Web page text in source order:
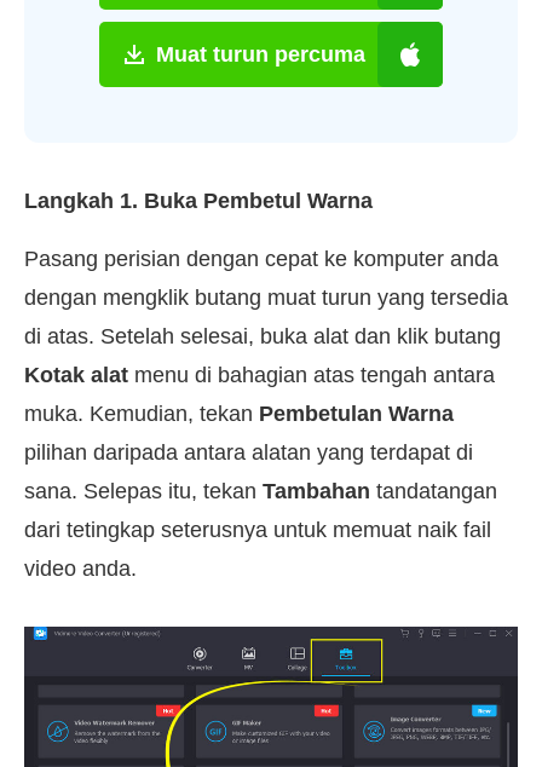
Muat turun percuma
Langkah 1. Buka Pembetul Warna
Pasang perisian dengan cepat ke komputer anda
dengan mengklik butang muat turun yang tersedia
di atas. Setelah selesai, buka alat dan klik butang
Kotak alat menu di bahagian atas tengah antara
muka. Kemudian, tekan Pembetulan Warna
pilihan daripada antara alatan yang terdapat di
sana. Selepas itu, tekan Tambahan tandatangan
dari tetingkap seterusnya untuk memuat naik fail
video anda.